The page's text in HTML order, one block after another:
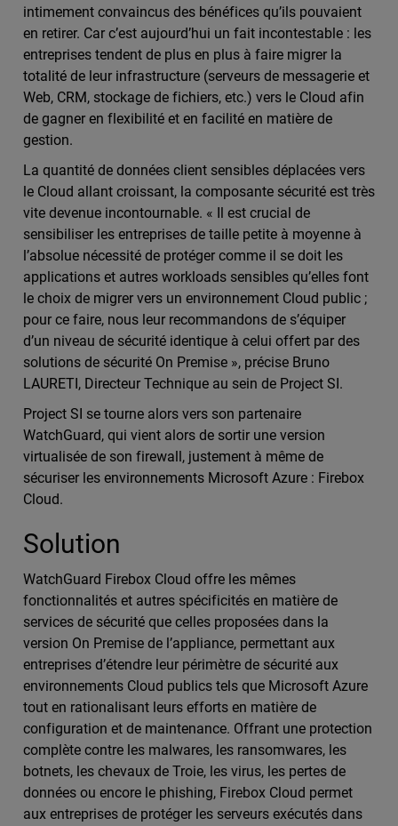
intimement convaincus des bénéfices qu’ils pouvaient
en retirer. Car c’est aujourd’hui un fait incontestable : les
entreprises tendent de plus en plus à faire migrer la
totalité de leur infrastructure (serveurs de messagerie et
Web, CRM, stockage de fichiers, etc.) vers le Cloud afin
de gagner en flexibilité et en facilité en matière de
gestion.
La quantité de données client sensibles déplacées vers
le Cloud allant croissant, la composante sécurité est très
vite devenue incontournable. « Il est crucial de
sensibiliser les entreprises de taille petite à moyenne à
l’absolue nécessité de protéger comme il se doit les
applications et autres workloads sensibles qu’elles font
le choix de migrer vers un environnement Cloud public ;
pour ce faire, nous leur recommandons de s’équiper
d’un niveau de sécurité identique à celui offert par des
solutions de sécurité On Premise », précise Bruno
LAURETI, Directeur Technique au sein de Project SI.
Project SI se tourne alors vers son partenaire
WatchGuard, qui vient alors de sortir une version
virtualisée de son firewall, justement à même de
sécuriser les environnements Microsoft Azure : Firebox
Cloud.
Solution
WatchGuard Firebox Cloud offre les mêmes
fonctionnalités et autres spécificités en matière de
services de sécurité que celles proposées dans la
version On Premise de l’appliance, permettant aux
entreprises d’étendre leur périmètre de sécurité aux
environnements Cloud publics tels que Microsoft Azure
tout en rationalisant leurs efforts en matière de
configuration et de maintenance. Offrant une protection
complète contre les malwares, les ransomwares, les
botnets, les chevaux de Troie, les virus, les pertes de
données ou encore le phishing, Firebox Cloud permet
aux entreprises de protéger les serveurs exécutés dans